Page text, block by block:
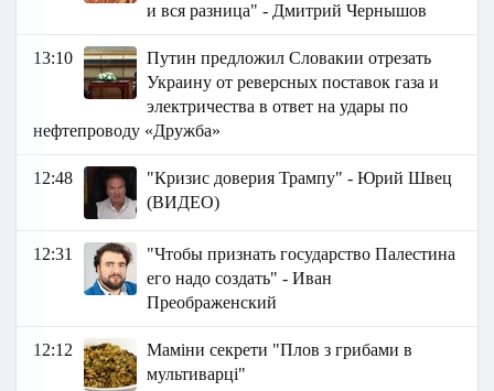
и вся разница" - Дмитрий Чернышов
13:10
Путин предложил Словакии отрезать
Украину от реверсных поставок газа и
электричества в ответ на удары по
нефтепроводу «Дружба»
12:48
"Кризис доверия Трампу" - Юрий Швец
(ВИДЕО)
12:31
"Чтобы признать государство Палестина
его надо создать" - Иван
Преображенский
12:12
Маміни секрети "Плов з грибами в
мультиварці"